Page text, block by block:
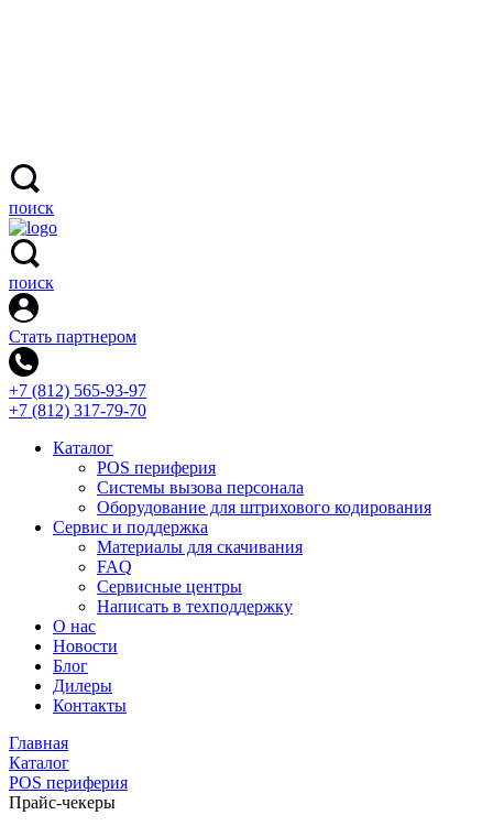
поиск
поиск
Стать партнером
+7 (812) 565-93-97
+7 (812) 317-79-70
Каталог
POS периферия
Системы вызова персонала
Оборудование для штрихового кодирования
Сервис и поддержка
Материалы для скачивания
FAQ
Сервисные центры
Написать в техподдержку
О нас
Новости
Блог
Дилеры
Контакты
Главная
Каталог
POS периферия
Прайс-чекеры